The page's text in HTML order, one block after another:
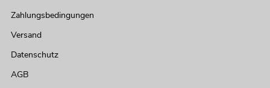
Zahlungsbedingungen
Versand
Datenschutz
AGB